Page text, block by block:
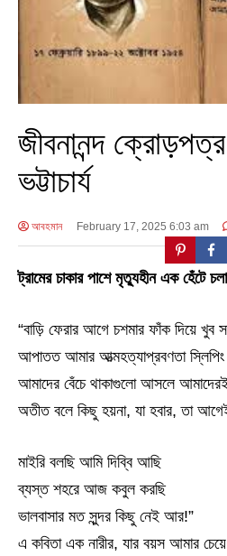
জীবনানন্দ
ভট্টাচার্য
আবহমান February 17, 2025 6:03 am
ট্রামের চাকার পাশে মৃত্যুহীন এক হেঁটে
“বাড়ি ফেরার আগে চশমার ফাঁক দিয়ে খুব
আপাতত আমার আত্মহত্যাপ্রবণতা স্লিপিং
আমাদের বেঁচে থাকাগুলো আসলে
অতীত বলে কিছু হয়না, যা হবার, তা
মাইরি বলছি আমি দিব্বি আছি
ব্যস্ত শহরে আজ কবুল করছি
ভালবাসার মত সুন্দর কিছু নেই আর!”
এ কবিতা এক নারীর, যার বয়স আমার